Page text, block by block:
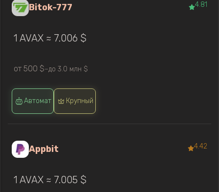
Bitok-777 4.81
1 AVAX ≈ 7.006 $
от 500 $—до 3.0 млн $
Автомат Крупный
Appbit 4.42
1 AVAX ≈ 7.005 $